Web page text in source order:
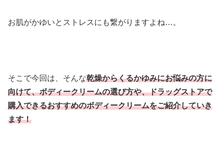
お肌がかゆいとストレスにも繋がりますよね…。
そこで今回は、そんな乾燥からくるかゆみにお悩みの方に
向けて、ボディークリームの選び方や、ドラッグストアで
購入できるおすすめのボディークリームをご紹介していき
ます！